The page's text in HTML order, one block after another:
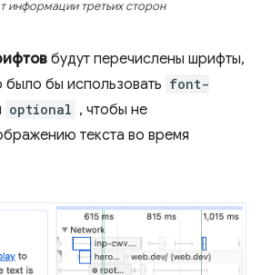
информации третьих сторон
будут перечислены шрифты,
бы использовать font-
optional , чтобы не
текста во время